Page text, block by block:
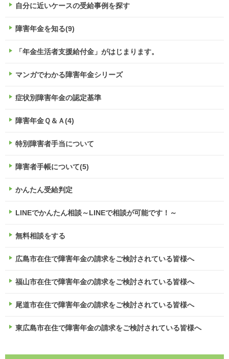
自分に近いケースの受給事例を探す
障害年金を知る(9)
「年金生活者支援給付金」がはじまります。
マンガでわかる障害年金シリーズ
症状別障害年金の認定基準
障害年金Ｑ＆Ａ(4)
特別障害者手当について
障害者手帳について(5)
かんたん受給判定
LINEでかんたん相談～LINEで相談が可能です！～
無料相談をする
広島市在住で障害年金の請求をご検討されている皆様へ
福山市在住で障害年金の請求をご検討されている皆様へ
尾道市在住で障害年金の請求をご検討されている皆様へ
東広島市在住で障害年金の請求をご検討されている皆様へ